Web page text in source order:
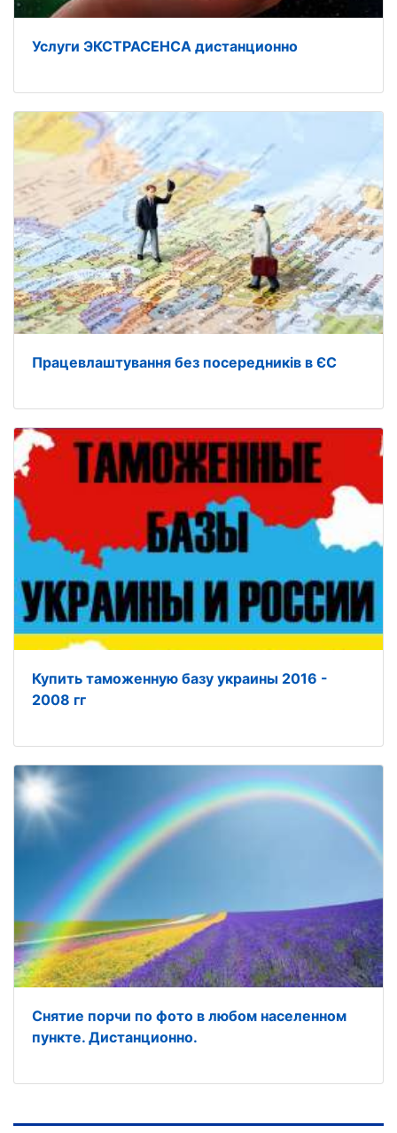
Услуги ЭКСТРАСЕНСА дистанционно
Працевлаштування без посередників в ЄС
Купить таможенную базу украины 2016 -
2008 гг
Снятие порчи по фото в любом населенном
пункте. Дистанционно.